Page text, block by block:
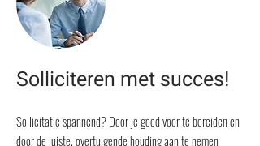
Solliciteren met succes!
Sollicitatie spannend? Door je goed voor te bereiden en
door de juiste, overtuigende houding aan te nemen